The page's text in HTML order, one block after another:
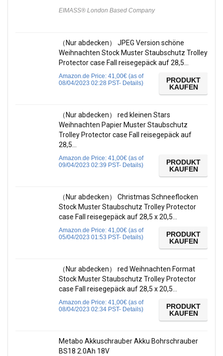
EIMASS® London Based Company
（Nur abdecken） JPEG Version schöne
Weihnachten Stock Muster Staubschutz Trolley
Protector case Fall reisegepäck auf 28,5…
Amazon.de Price: 41,00€ (as of
08/04/2023 02:28 PST- Details)
PRODUKT
KAUFEN
（Nur abdecken） red kleinen Stars
Weihnachten Papier Muster Staubschutz
Trolley Protector case Fall reisegepäck auf
28,5…
Amazon.de Price: 41,00€ (as of
09/04/2023 02:39 PST- Details)
PRODUKT
KAUFEN
（Nur abdecken） Christmas Schneeflocken
Stock Muster Staubschutz Trolley Protector
case Fall reisegepäck auf 28,5 x 20,5…
Amazon.de Price: 41,00€ (as of
05/04/2023 01:53 PST- Details)
PRODUKT
KAUFEN
（Nur abdecken） red Weihnachten Format
Stock Muster Staubschutz Trolley Protector
case Fall reisegepäck auf 28,5 x 20,5…
Amazon.de Price: 41,00€ (as of
08/04/2023 02:34 PST- Details)
PRODUKT
KAUFEN
Metabo Akkuschrauber Akku Bohrschrauber
BS18 2.0Ah 18V